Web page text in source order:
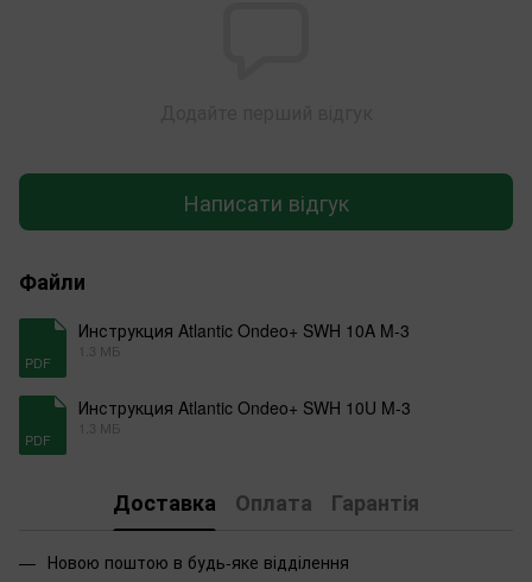
Написати відгук
Файли
PDF
Инструкция Atlantic Ondeo+ SWH 10A M-3
1.3 МБ
PDF
Инструкция Atlantic Ondeo+ SWH 10U M-3
1.3 МБ
Доставка Оплата Гарантія
Новою поштою в будь-яке відділення